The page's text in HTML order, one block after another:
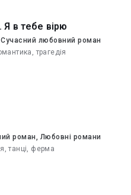
Я в тебе вірю
любовний роман
трагедія
роман, Любовні романи
танці, ферма